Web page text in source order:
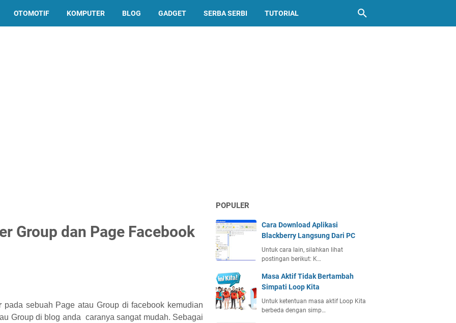
OTOMOTIF KOMPUTER BLOG GADGET SERBA SERBI TUTORIAL
Group dan Page Facebook
pada sebuah Page atau Group di facebook kemudian
Group di blog anda caranya sangat mudah. Sebagai
POPULER
Cara Download Aplikasi
Blackberry Langsung Dari PC
Untuk cara lain, silahkan lihat
postingan berikut: K…
Masa Aktif Tidak Bertambah
Simpati Loop Kita
Untuk ketentuan masa aktif Loop Kita
berbeda dengan simp…